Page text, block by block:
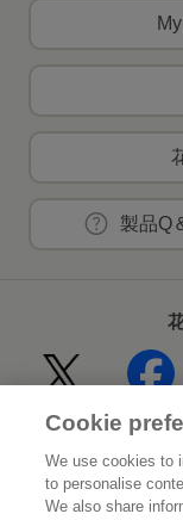
製品Q
Home
サステナビリ
Cookie
We use cookies to
to personalise
We also share